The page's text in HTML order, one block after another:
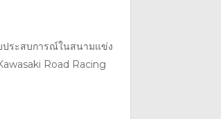
ประสบการณ์ในสนามแข่ง
Road Racing